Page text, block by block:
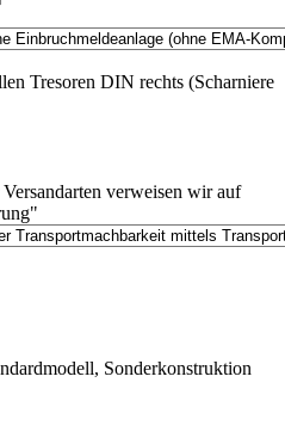
Tresoren DIN rechts (Scharniere
verweisen wir auf
Sonderkonstruktion